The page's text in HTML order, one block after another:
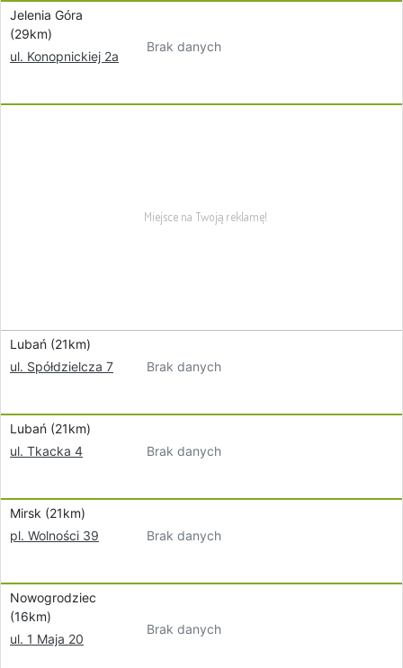
Jelenia Góra
(29km)
ul. Konopnickiej 2a
Brak danych
Lubań (21km)
ul. Spółdzielcza 7
Brak danych
Lubań (21km)
ul. Tkacka 4
Brak danych
Mirsk (21km)
pl. Wolności 39
Brak danych
Nowogrodziec
(16km)
ul. 1 Maja 20
Brak danych